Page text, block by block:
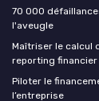
70 000
l'aveugle
Maîtriser le calcul
reporting financier
Piloter le
l’entreprise